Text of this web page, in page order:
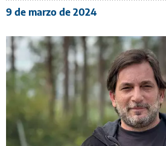
9 de marzo de 2024